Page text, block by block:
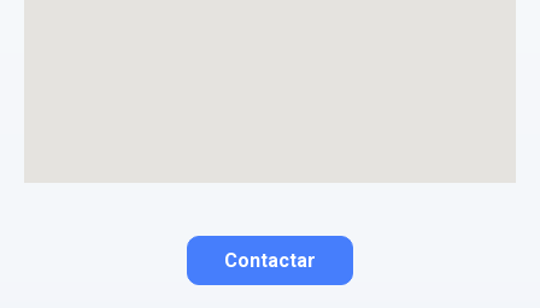
Contactar